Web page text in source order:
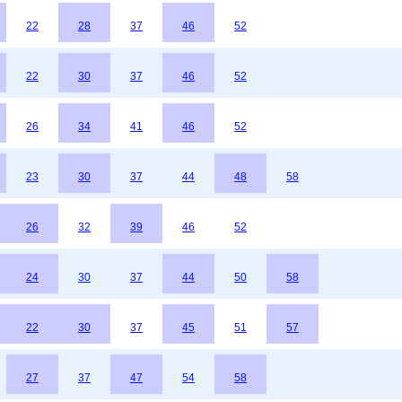
22 28 37 46 52
22 30 37 46 52
26 34 41 46 52
23 30 37 44 48 58
26 32 39 46 52
24 30 37 44 50 58
22 30 37 45 51 57
27 37 47 54 58